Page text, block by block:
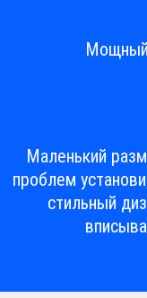
Мощный
Маленький
проблем
стильный